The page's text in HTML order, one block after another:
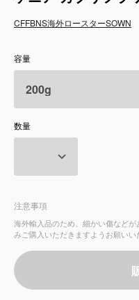
卸販売
コーヒーのサブスク
お知らせ
よくある質問
店舗情報
CFFBNS海外ロースターSOWN
容量
数量
注意事項
海外輸入品のため、細かい傷など
みご購入いただきますようお願いい